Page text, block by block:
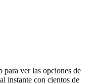
ver las opciones de
instante con cientos de